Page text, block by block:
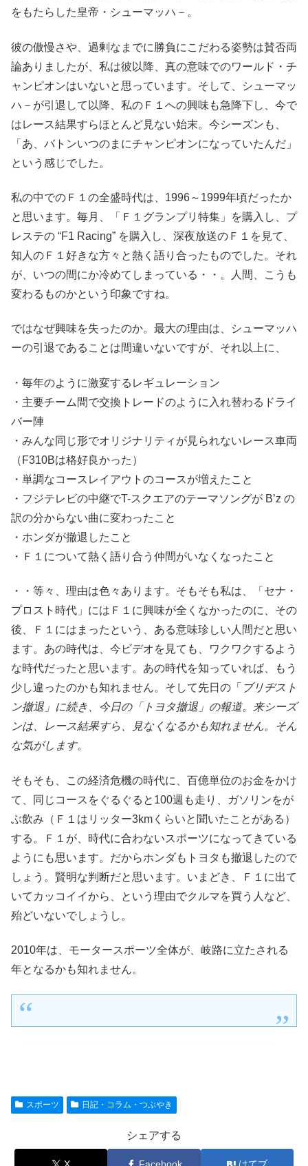
をもたらした皇帝・シューマッハ－。
彼の傲慢さや、過剰なまでに勝負にこだわる姿勢は賛否両
論ありましたが、私は彼以降、真の意味でのワールド・チ
ャンピオンはいないと思っています。そして、シューマッ
ハ－が引退して以降、私のＦ１への興味も急降下し、今で
はレース結果すらほとんど見ない始末。今シーズンも、
「あ、バトンいつのまにチャンピオンになっていたんだ」
という感じでした。
私の中でのＦ１の全盛時代は、1996～1999年頃だったか
と思います。毎月、「Ｆ１グランプリ特集」を購入し、プ
レステの “F1 Racing” を購入し、深夜放送のＦ１を見て、
知人のＦ１好きな方々と熱く語り合ったものでした。それ
が、いつの間にか冷めてしまっている・・。人間、こうも
変わるものかという印象ですね。
ではなぜ興味を失ったのか。最大の理由は、シューマッハ
ーの引退であることは間違いないですが、それ以上に、
・毎年のように激変するレギュレーション
・主要チーム間で交換トレードのように入れ替わるドライ
バー陣
・みんな同じ形でオリジナリティが見られないレース車両
（F310Bは格好良かった）
・単調なコースレイアウトのコースが増えたこと
・フジテレビの中継でT-スクエアのテーマソングが B’z の
訳の分からない曲に変わったこと
・ホンダが撤退したこと
・Ｆ１について熱く語り合う仲間がいなくなったこと
・・等々、理由は色々あります。そもそも私は、「セナ・
プロスト時代」にはＦ１に興味が全くなかったのに、その
後、Ｆ１にはまったという、ある意味珍しい人間だと思い
ます。あの時代は、今ビデオを見ても、ワクワクするよう
な時代だったと思います。あの時代を知っていれば、もう
少し違ったのかも知れません。そして先日の「 ブリヂスト
ン撤退」に続き、今日の「トヨタ撤退」の報道。来シーズ
ンは、レース結果すら、見なくなるかも知れません。そん
な気がします。
そもそも、この経済危機の時代に、百億単位のお金をかけ
て、同じコースをぐるぐると100週も走り、ガソリンをが
ぶ飲み（Ｆ１はリッター3kmくらいと聞いたことがある）
する。Ｆ１が、時代に合わないスポーツになってきている
ようにも思います。だからホンダもトヨタも撤退したので
しょう。賢明な判断だと思います。いまどき、Ｆ１に出て
いてカッコイイから、という理由でクルマを買う人など、
殆どいないでしょうし。
2010年は、モータースポーツ全体が、岐路に立たされる
年となるかも知れません。
スポーツ 日記・コラム・つぶやき
シェアする